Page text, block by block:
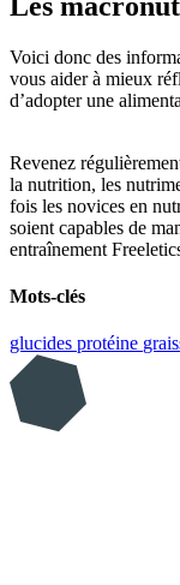
Voici donc des
vous aider à mieux
d’adopter une
Revenez
la nutrition, les
fois les novices en
soient capables de
entraînement
Mots-clés
glucides protéine